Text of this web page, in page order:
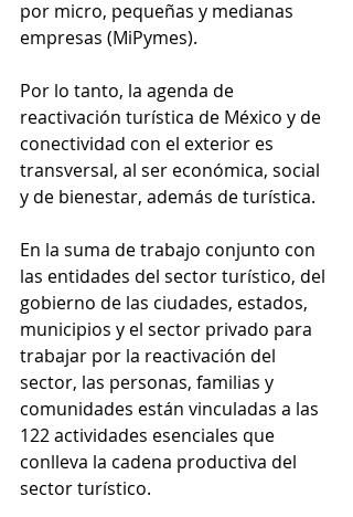
por micro, pequeñas y medianas
empresas (MiPymes).
Por lo tanto, la agenda de
reactivación turística de México y de
conectividad con el exterior es
transversal, al ser económica, social
y de bienestar, además de turística.
En la suma de trabajo conjunto con
las entidades del sector turístico, del
gobierno de las ciudades, estados,
municipios y el sector privado para
trabajar por la reactivación del
sector, las personas, familias y
comunidades están vinculadas a las
122 actividades esenciales que
conlleva la cadena productiva del
sector turístico.